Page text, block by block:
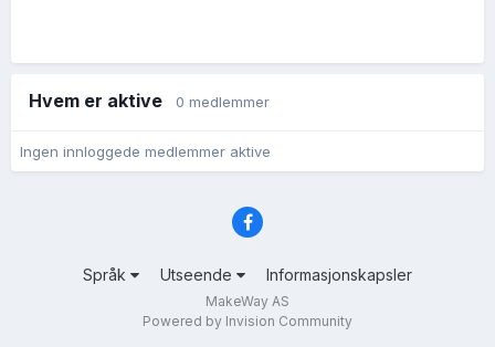
Hvem er aktive 0 medlemmer
Ingen innloggede medlemmer aktive
Språk Utseende Informasjonskapsler
MakeWay AS
Powered by Invision Community